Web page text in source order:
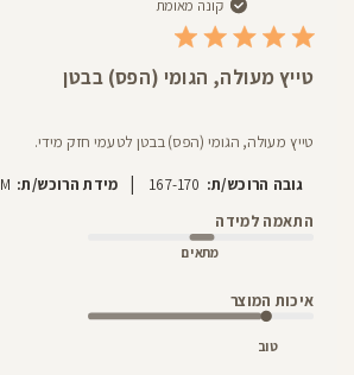
קונה מאומת
טייץ מעולה, הגומי (הפס) בבטן
טייץ מעולה, הגומי (הפס) בבטן לטעמי חזק מידי.
גובה הרוכש/ת: 167-170 מידת הרוכש/ת: M
התאמה למידה
מתאים
איכות המוצר
טוב